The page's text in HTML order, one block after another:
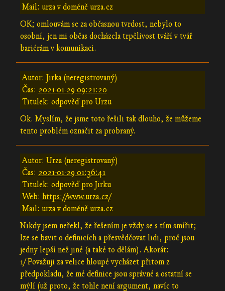
Mail: urza v doméně urza.cz
OK; omlouvám se za občasnou tvrdost, nebylo to
osobní, jen mi občas docházela trpělivost tváří v tvář
bariérám v komunikaci.
Autor: Jirka (neregistrovaný)
Čas: 2021-01-29 09:21:20
Titulek: odpověď pro Urzu
Ok. Myslím, že jsme toto řešili tak dlouho, že můžeme
tento problém označit za probraný.
Autor: Urza (neregistrovaný)
Čas: 2021-01-29 01:36:41
Titulek: odpověď pro Jirku
Web: https://www.urza.cz/
Mail: urza v doméně urza.cz
Nikdy jsem neřekl, že řešením je vždy se s tím smířit;
lze se bavit o definicích a přesvědčovat lidi, proč jsou
jedny lepší než jiné (a také to dělám). Akorát:
1/ Považuji za velice hloupé vycházet přitom z
předpokladu, že mé definice jsou správné a ostatní se
mýlí (už proto, že tohle není argument, navíc to